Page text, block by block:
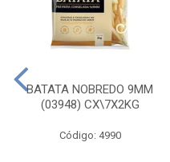
BATATA NOBREDO 9MM
(03948) CX\7X2KG
Código: 4990